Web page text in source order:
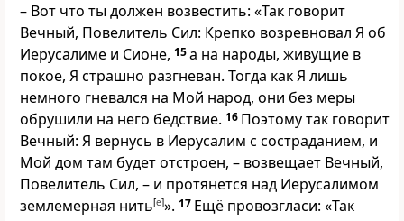
– Вот что ты должен возвестить: «Так говорит
Вечный, Повелитель Сил: Крепко возревновал Я об
Иерусалиме и Сионе, 15а на народы, живущие в
покое, Я страшно разгневан. Тогда как Я лишь
немного гневался на Мой народ, они без меры
обрушили на него бедствие. 16 Поэтому так говорит
Вечный: Я вернусь в Иерусалим с состраданием, и
Мой дом там будет отстроен, – возвещает Вечный,
Повелитель Сил, – и протянется над Иерусалимом
землемерная нить[e]». 17 Ещё провозгласи: «Так